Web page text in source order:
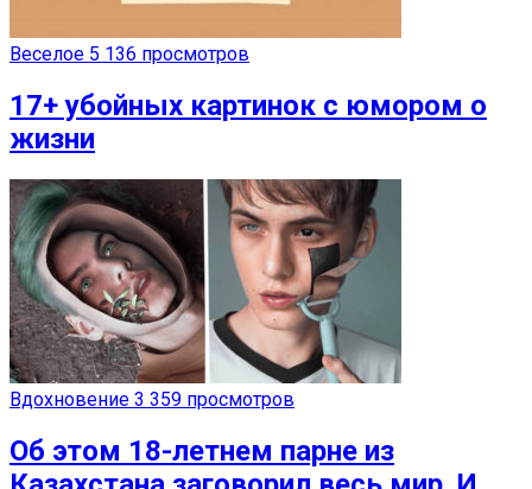
Веселое 5 136 просмотров
17+ убойных картинок с юмором о
жизни
Вдохновение 3 359 просмотров
Об этом 18-летнем парне из